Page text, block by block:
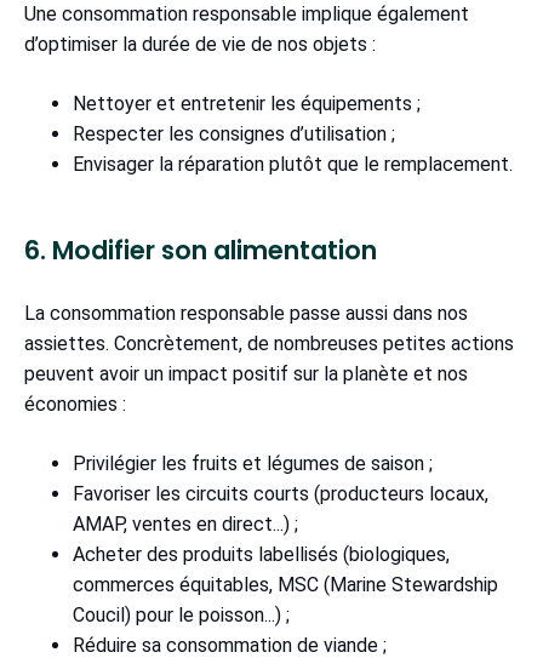
Une consommation responsable implique également
d’optimiser la durée de vie de nos objets :
Nettoyer et entretenir les équipements ;
Respecter les consignes d’utilisation ;
Envisager la réparation plutôt que le remplacement.
6. Modifier son alimentation
La consommation responsable passe aussi dans nos
assiettes. Concrètement, de nombreuses petites actions
peuvent avoir un impact positif sur la planète et nos
économies :
Privilégier les fruits et légumes de saison ;
Favoriser les circuits courts (producteurs locaux,
AMAP, ventes en direct...) ;
Acheter des produits labellisés (biologiques,
commerces équitables, MSC (Marine Stewardship
Coucil) pour le poisson...) ;
Réduire sa consommation de viande ;